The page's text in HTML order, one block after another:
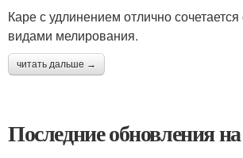
Каре с удлинением отлично
видами мелирования.
читать дальше →
Последние обновления